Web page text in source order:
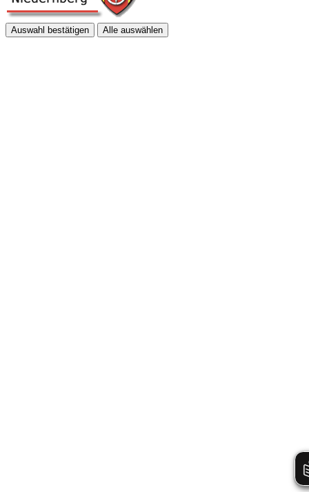
Auswahl bestätigen Alle auswählen